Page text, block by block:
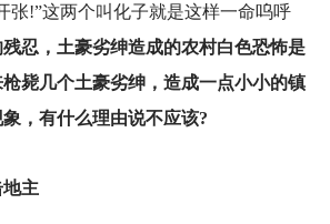
张!”这两个叫化子就是这样一命呜呼
忍，土豪劣绅造成的农村白色恐怖是
毙几个土豪劣绅，造成一点小小的镇
，有什么理由说不应该?
主